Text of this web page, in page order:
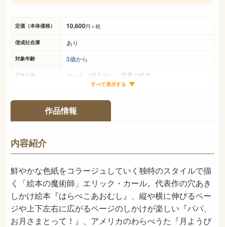
定価（本体価格） 10,600円＋税
偕成社在庫 あり
対象年齢 3歳から
ジャンル セット（箱入り） > 世界の絵本
平均27ページ
ISBN 978-4-03-328281-7
NDC
発売日 2003年9月
すべて表示する
作品情報
内容紹介
鮮やかな色紙をコラージュしていく独特のスタイルで描
く「絵本の魔術師」エリック・カール。代表作の穴あき
しかけ絵本『はらぺこあおむし』、縦や横に伸びるペー
ジや上下左右に広がるページのしかけが楽しい『パパ、
お月さまとって！』、アメリカのわらべうた『月ようび